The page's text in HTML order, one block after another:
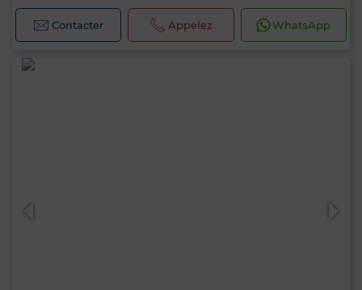
Contacter Appelez WhatsApp